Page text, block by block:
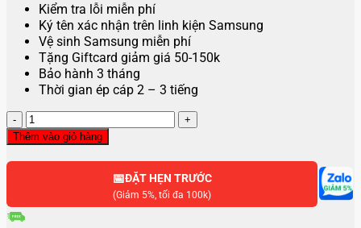
Kiểm tra lỗi miễn phí
Ký tên xác nhận trên linh kiện Samsung
Vệ sinh Samsung miễn phí
Tặng Giftcard giảm giá 50-150k
Bảo hành 3 tháng
Thời gian ép cáp 2 – 3 tiếng
Ép
cổ
cáp
màn
Z
Thêm vào giỏ hàng
📅ĐẶT HẸN TRƯỚC
(Giảm 5%, tối đa 100k)